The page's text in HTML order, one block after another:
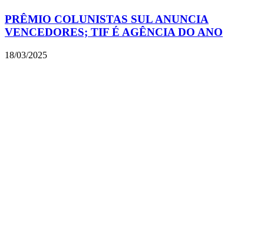
PRÊMIO COLUNISTAS SUL ANUNCIA
VENCEDORES; TIF É AGÊNCIA DO ANO
18/03/2025